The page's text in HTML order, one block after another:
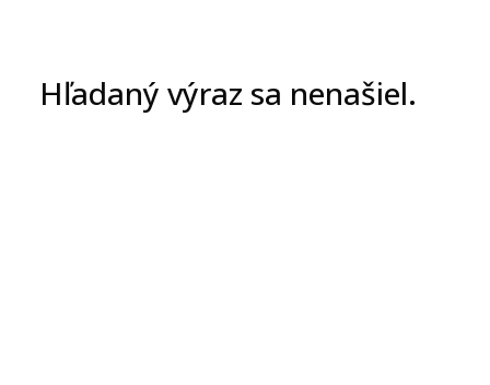
Hľadaný výraz sa nenašiel.